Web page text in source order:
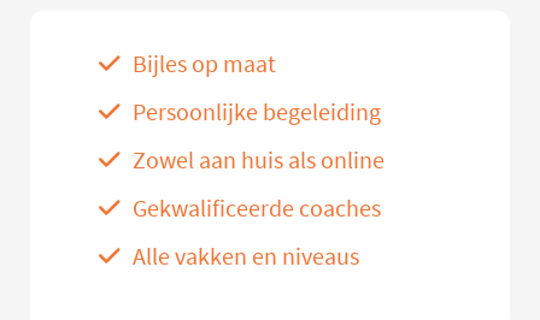
Bijles op maat
Persoonlijke begeleiding
Zowel aan huis als online
Gekwalificeerde coaches
Alle vakken en niveaus